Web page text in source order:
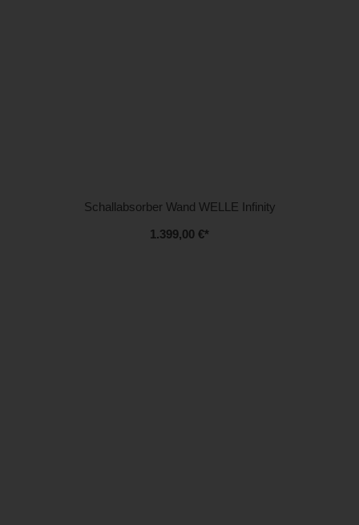
Schallabsorber Wand WELLE Infinity
1.399,00 €*